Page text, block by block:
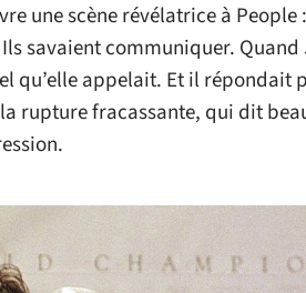
une scène révélatrice à People
savaient communiquer.
qu’elle appelait. Et il répondait
rupture fracassante, qui dit